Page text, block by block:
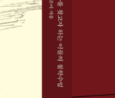
동시에 새로운 나
만들어가는
사는 것이 나답게 사는 것인가
일
에 입각한 판단에 나를 내맡기지
사이에서
를 결정하는 자유로움